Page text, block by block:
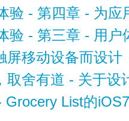
验 - 第四章 - 为应
验 - 第三章 - 用户
屏移动设备而设计
取舍有道 - 关于设
Grocery List的